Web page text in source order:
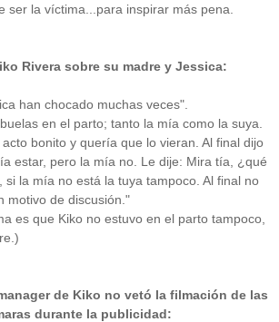
ser la víctima...para inspirar más pena.
Rivera sobre su madre y Jessica:
han chocado muchas veces".
en el parto; tanto la mía como la suya.
bonito y quería que lo vieran. Al final dijo
estar, pero la mía no. Le dije: Mira tía, ¿qué
si la mía no está la tuya tampoco. Al final no
motivo de discusión."
es que Kiko no estuvo en el parto tampoco,
de Kiko no vetó la filmación de las
durante la publicidad: